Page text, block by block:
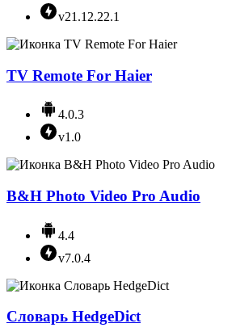
v21.12.22.1
TV Remote For Haier
4.0.3
v1.0
B&H Photo Video Pro Audio
4.4
v7.0.4
Словарь HedgeDict